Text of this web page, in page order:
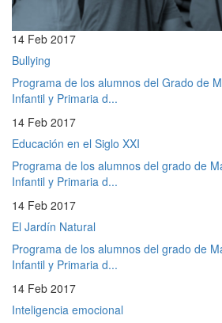
14 Feb 2017
Bullying
Programa de los alumnos del Grado de
Infantil y Primaria d...
14 Feb 2017
Educación en el Siglo XXI
Programa de los alumnos del grado de
Infantil y Primaria d...
14 Feb 2017
El Jardín Natural
Programa de los alumnos del grado de
Infantil y Primaria d...
14 Feb 2017
Inteligencia emocional